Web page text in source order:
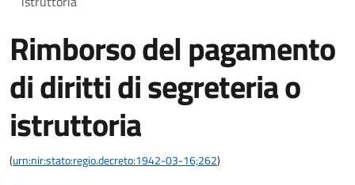
Rimborso del pagamento
di diritti di segreteria o
istruttoria
(urn:nir:stato:regio.decreto:1942-03-16;262)